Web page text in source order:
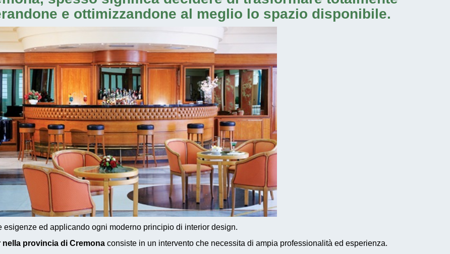
e ottimizzandone al meglio lo spazio disponibile.
ed applicando ogni moderno principio di interior design.
provincia di Cremona consiste in un intervento che necessita di ampia professionalità ed esperienza.